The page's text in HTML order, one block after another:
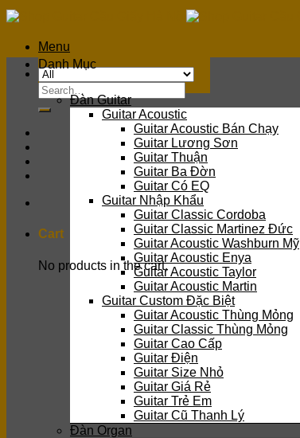
Skip
to
contentMenu
Search
for:
Cart
No products in the cart.
Danh Mục
Đàn Guitar
Guitar Acoustic
Guitar Acoustic Bán Chạy
Guitar Lương Sơn
Guitar Thuận
Guitar Ba Đờn
Guitar Có EQ
Guitar Nhập Khẩu
Guitar Classic Cordoba
Guitar Classic Martinez Đức
Guitar Acoustic Washburn Mỹ
Guitar Acoustic Enya
Guitar Acoustic Taylor
Guitar Acoustic Martin
Guitar Custom Đặc Biệt
Guitar Acoustic Thùng Mỏng
Guitar Classic Thùng Mỏng
Guitar Cao Cấp
Guitar Điện
Guitar Size Nhỏ
Guitar Giá Rẻ
Guitar Trẻ Em
Guitar Cũ Thanh Lý
Đàn Organ